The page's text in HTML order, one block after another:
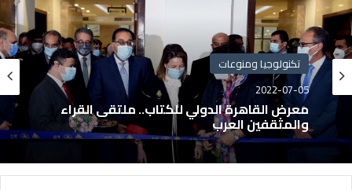
تكنولوجيا ومنوعات
2022-07-05
معرض القاهرة الدولي للكتاب.. ملتقى القراء
والمثقفين العرب